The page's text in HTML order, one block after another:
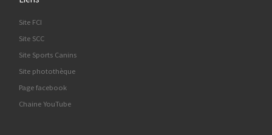
Site FCI
Site SCC
Site Sports Canins
Site photothèque
Page facebook
Chaine YouTube